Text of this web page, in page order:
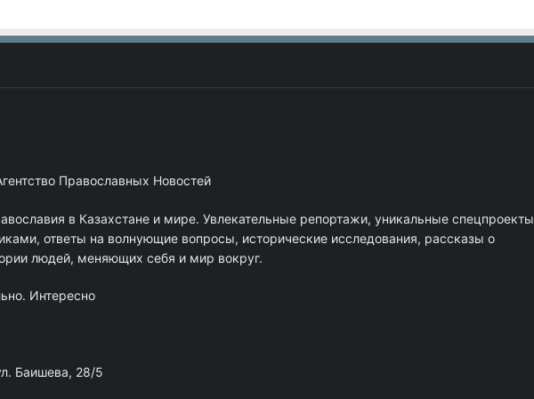
Православных Новостей
в Казахстане и мире. Увлекательные репортажи, уникальные
ответы на волнующие вопросы, исторические исследования, рассказы о
людей, меняющих себя и мир вокруг.
Интересно
Баишева, 28/5